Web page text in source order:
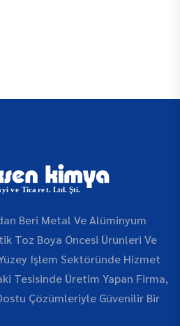
Beri Metal Ve Alüminyum
Toz Boya Öncesi Ürünleri Ve
Işlem Sektöründe Hizmet
Tesisinde Üretim Yapan Firma,
Çözümleriyle Güvenilir Bir